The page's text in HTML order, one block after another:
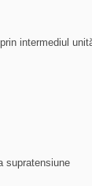
intermediul
supratensiune